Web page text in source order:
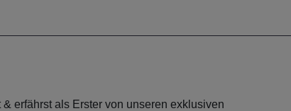
erfährst als Erster von unseren exklusiven